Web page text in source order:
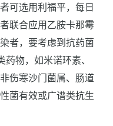
可选用利福平，每日
联合应用乙胺卡那霉
者，要考虑到抗药菌
物，如米诺环素、
伤寒沙门菌属、肠道
菌有效或广谱类抗生